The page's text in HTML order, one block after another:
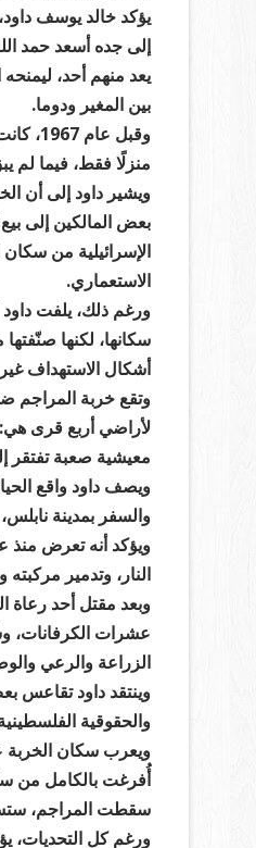
يؤكد خالد يوسف
بين المغير ودوما.
منزلًا فقط، فيما لم
بعض المالكين إلى
الإسرائيلية من
الاستعماري.
ورغم ذلك، يلفت
أشكال الاستهداف
معيشية صعبة تفتقر
ويصف داود واقع
والسفر بمدينة
النار، وتدمير
وبعد مقتل أحد رعاة
عشرات الكرفانات،
الزراعة والرعي
وينتقد داود تقاعس
والحقوقية
ويعرب سكان
أُفرغت بالكامل من
سقطت المراجم،
ورغم كل التحديات،